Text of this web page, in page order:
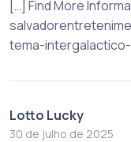
[…] Find More
tema-
Lotto Lucky
30 de julho de 2025